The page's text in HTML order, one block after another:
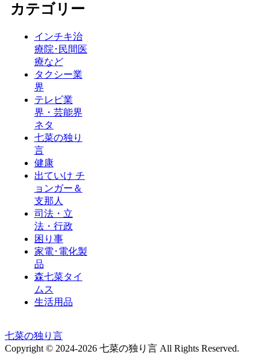
カテゴリー
インチキ治
療院･民間医
療など
タクシー業
界
テレビ業
界・芸能界
ネタ
七菜の独り
言
健康
出ていけ チ
ョンガー＆
支那人
司法・立
法・行政
困り事
家電･電化製
品
森七菜タイ
ムス
生活用品
七菜の独り言
Copyright © 2024-2026 七菜の独り言 All Rights Reserved.